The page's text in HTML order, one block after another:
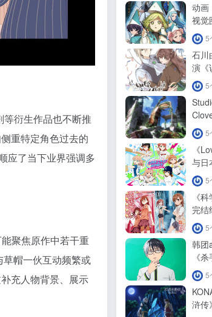
衍生作品也不断推
重特定角色过去的
应了当下业界强调多
聚焦原作中若干重
帽一伙互动频繁或
充人物背景、展示
动画
视觉
视觉5
石川
演《
任公
对我
5
音战
像！
5
《
与日
球团
5
《
完结
5
韩团
《
4/115
浒传